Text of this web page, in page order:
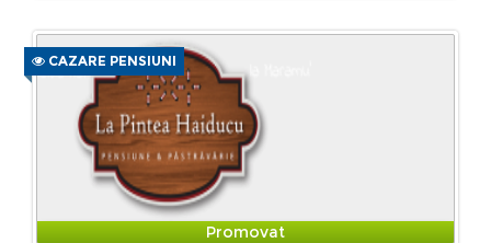
CAZARE PENSIUNI
Promovat